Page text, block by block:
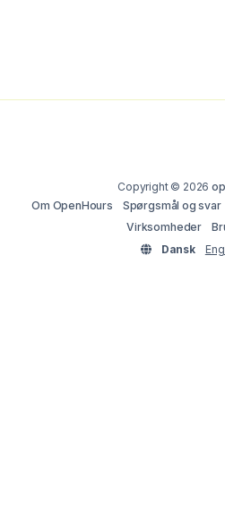
Copyright © 2026
Om OpenHours
Spørgsmål og svar
Virksomheder
Dansk